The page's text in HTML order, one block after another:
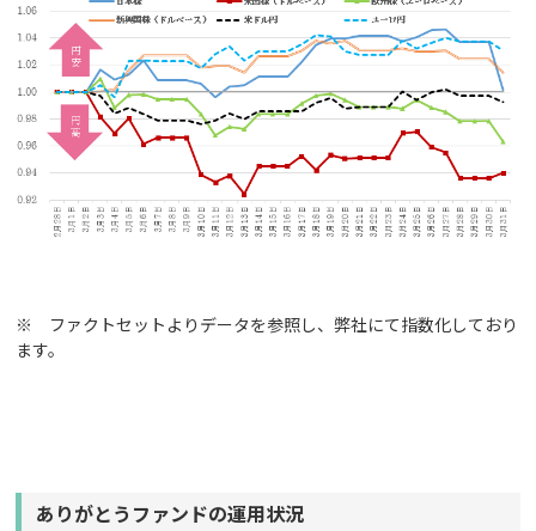
※ ファクトセットよりデータを参照し、弊社にて指数化しており
ます。
ありがとうファンドの運用状況